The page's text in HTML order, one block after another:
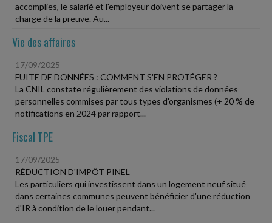
accomplies, le salarié et l'employeur doivent se partager la
charge de la preuve. Au...
Vie des affaires
17/09/2025
FUITE DE DONNÉES : COMMENT S'EN PROTÉGER ?
La CNIL constate régulièrement des violations de données
personnelles commises par tous types d'organismes (+ 20 % de
notifications en 2024 par rapport...
Fiscal TPE
17/09/2025
RÉDUCTION D'IMPÔT PINEL
Les particuliers qui investissent dans un logement neuf situé
dans certaines communes peuvent bénéficier d'une réduction
d'IR à condition de le louer pendant...